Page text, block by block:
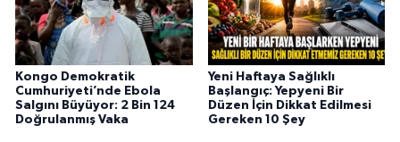
Kongo Demokratik
Cumhuriyeti’nde Ebola
Salgını Büyüyor: 2 Bin 124
Doğrulanmış Vaka
Yeni Haftaya Sağlıklı
Başlangıç: Yepyeni Bir
Düzen İçin Dikkat Edilmesi
Gereken 10 Şey